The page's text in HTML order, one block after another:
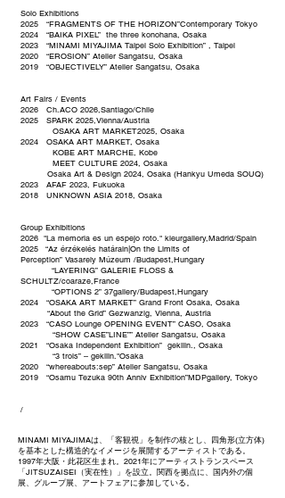
Solo Exhibitions
2025 “FRAGMENTS OF THE HORIZON”Contemporary Tokyo
2024 “BAIKA PIXEL” the three konohana, Osaka
2023 “MINAMI MIYAJIMA Taipei Solo Exhibition” , Taipei
2020 “EROSION” Atelier Sangatsu, Osaka
2019 “OBJECTIVELY” Atelier Sangatsu, Osaka
Art Fairs / Events
2026 Ch.ACO 2026,Santiago/Chile
2025 SPARK 2025,Vienna/Austria
OSAKA ART MARKET2025, Osaka
2024 OSAKA ART MARKET, Osaka
KOBE ART MARCHE, Kobe
MEET CULTURE 2024, Osaka
Osaka Art & Design 2024, Osaka (Hankyu Umeda SOUQ)
2023 AFAF 2023, Fukuoka
2018 UNKNOWN ASIA 2018, Osaka
Group Exhibitions
2026 "La memoria es un espejo roto." kleurgallery,Madrid/Spain
2025 “Az érzékelés határain|On the Limits of
Perception” Vasarely Múzeum /Budapest,Hungary
“LAYERING” GALERIE FLOSS &
SCHULTZ/coaraze,France
“OPTIONS 2” 37gallery/Budapest,Hungary
2024 “OSAKA ART MARKET” Grand Front Osaka, Osaka
“About the Grid” Gezwanzig, Vienna, Austria
2023 “CASO Lounge OPENING EVENT” CASO, Osaka
“SHOW CASE”LINE”” Atelier Sangatsu, Osaka
2021 “Osaka Independent Exhibition” gekilin., Osaka
“3 trois” – gekilin."Osaka
2020 “whereabouts:sep” Atelier Sangatsu, Osaka
2019 “Osamu Tezuka 90th Anniv Exhibition”MDPgallery, Tokyo
/​
MINAMI MIYAJIMAは、「客観視」を制作の核とし、四角形(立方体)
を基本とした構造的なイメージを展開するアーティストである。
1997年大阪・此花区生まれ。2021年にアーティストランスペース
「JITSUZAISEI（実在性）」を設立。関西を拠点に、国内外の個
展、グループ展、アートフェアに参加している。